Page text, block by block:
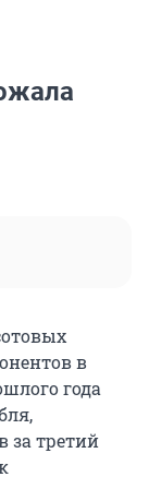
в
года
за третий